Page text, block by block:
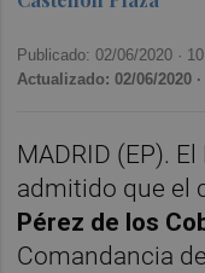
Publicado: 02/06/2020 ·
Actualizado: 02/06/2020 ·
MADRID (EP).
admitido que el
Pérez de los
Comandancia